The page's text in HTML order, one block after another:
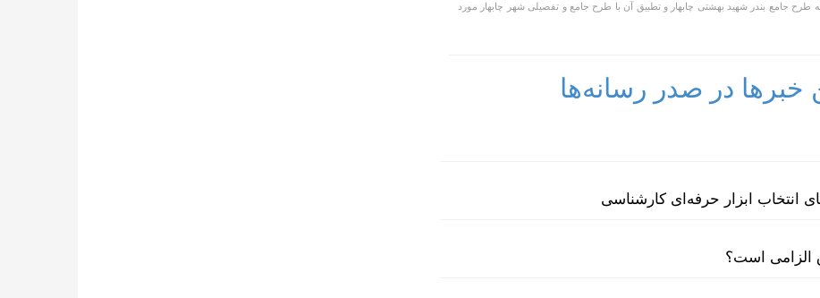
طرح جامع بندر شهید بهشتی چابهار و تطبیق آن با طرح جامع و تفصیلی شهر چابهار مورد
در صدر رسانه‌ها
انتخاب ابزار حرفه‌ای کارشناسی
الزامی است؟